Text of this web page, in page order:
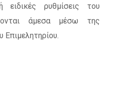
ειδικές ρυθμίσεις του
άμεσα μέσω της
Επιμελητηρίου.